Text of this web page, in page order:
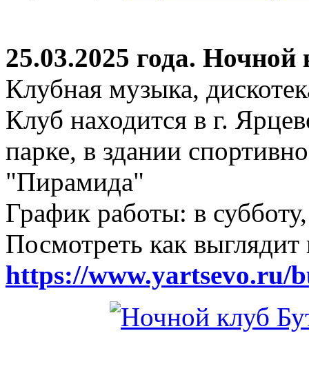
25.03.2025 года.
Клубная музыка,
Клуб находится в г.
парке, в здании
"Пирамида"
График работы: в
Посмотреть как
https://www.yartsevo.ru/